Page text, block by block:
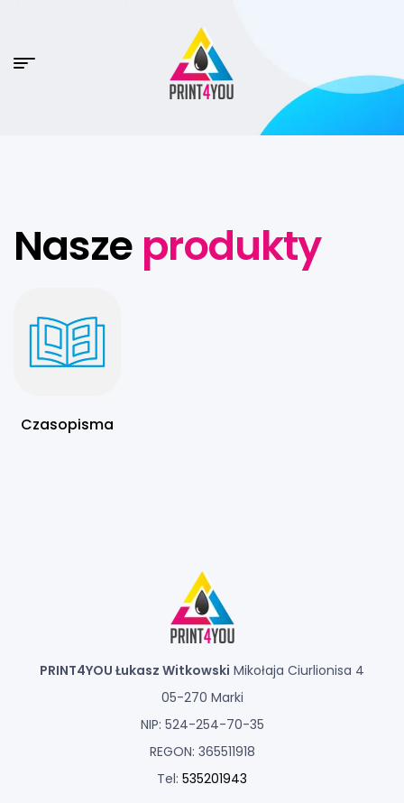
Nasze produkty
Czasopisma
PRINT4YOU Łukasz Witkowski Mikołaja Ciurlionisa 4
05-270 Marki
NIP: 524-254-70-35
REGON: 365511918
Tel: 535201943